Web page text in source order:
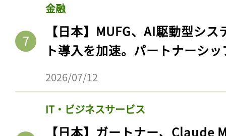
金融
【日本】MUFG、AI駆動型シ
ト導入を加速。パートナーシ
2026/07/12
IT・ビジネスサービス
【日本】ガートナー、Claude